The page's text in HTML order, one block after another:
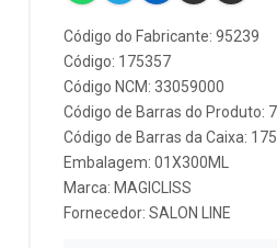
Código do Fabricante: 95239
Código: 175357
Código NCM: 33059000
Código de Barras do Produto:
Código de Barras da Caixa:
Embalagem: 01X300ML
Marca: MAGICLISS
Fornecedor: SALON LINE